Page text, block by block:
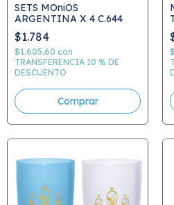
SETS MOniOS
ARGENTINA X 4 C.644
$1.784
$1.605,60 con
TRANSFERENCIA 10 % DE
DESCUENTO